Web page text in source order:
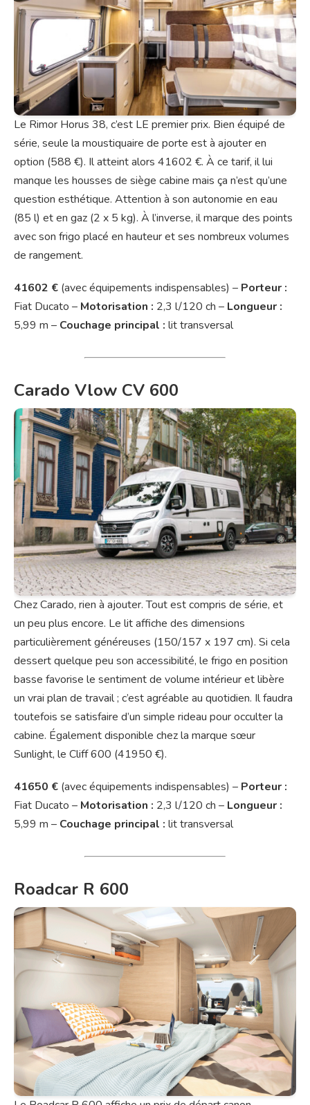
Le Rimor Horus 38, c’est LE premier prix. Bien équipé de
série, seule la moustiquaire de porte est à ajouter en
option (588 €). Il atteint alors 41602 €. À ce tarif, il lui
manque les housses de siège cabine mais ça n’est qu’une
question esthétique. Attention à son autonomie en eau
(85 l) et en gaz (2 x 5 kg). À l’inverse, il marque des points
avec son frigo placé en hauteur et ses nombreux volumes
de rangement.
41602 € (avec équipements indispensables) – Porteur :
Fiat Ducato – Motorisation : 2,3 l/120 ch – Longueur :
5,99 m – Couchage principal : lit transversal
Carado Vlow CV 600
Chez Carado, rien à ajouter. Tout est compris de série, et
un peu plus encore. Le lit affiche des dimensions
particulièrement généreuses (150/157 x 197 cm). Si cela
dessert quelque peu son accessibilité, le frigo en position
basse favorise le sentiment de volume intérieur et libère
un vrai plan de travail ; c’est agréable au quotidien. Il faudra
toutefois se satisfaire d’un simple rideau pour occulter la
cabine. Également disponible chez la marque sœur
Sunlight, le Cliff 600 (41950 €).
41650 € (avec équipements indispensables) – Porteur :
Fiat Ducato – Motorisation : 2,3 l/120 ch – Longueur :
5,99 m – Couchage principal : lit transversal
Roadcar R 600